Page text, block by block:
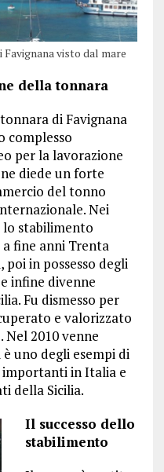
visto dal mare
della tonnara
di Favignana
complesso
per la lavorazione
diede un forte
del tonno
Nei
stabilimento
fine anni Trenta
poi in possesso degli
infine divenne
Fu dismesso per
e valorizzato
2010 venne
uno degli esempi di
in Italia e
della Sicilia.
Il successo dello
stabilimento